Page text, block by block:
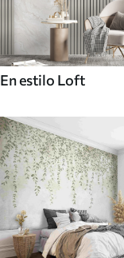
En estilo Loft